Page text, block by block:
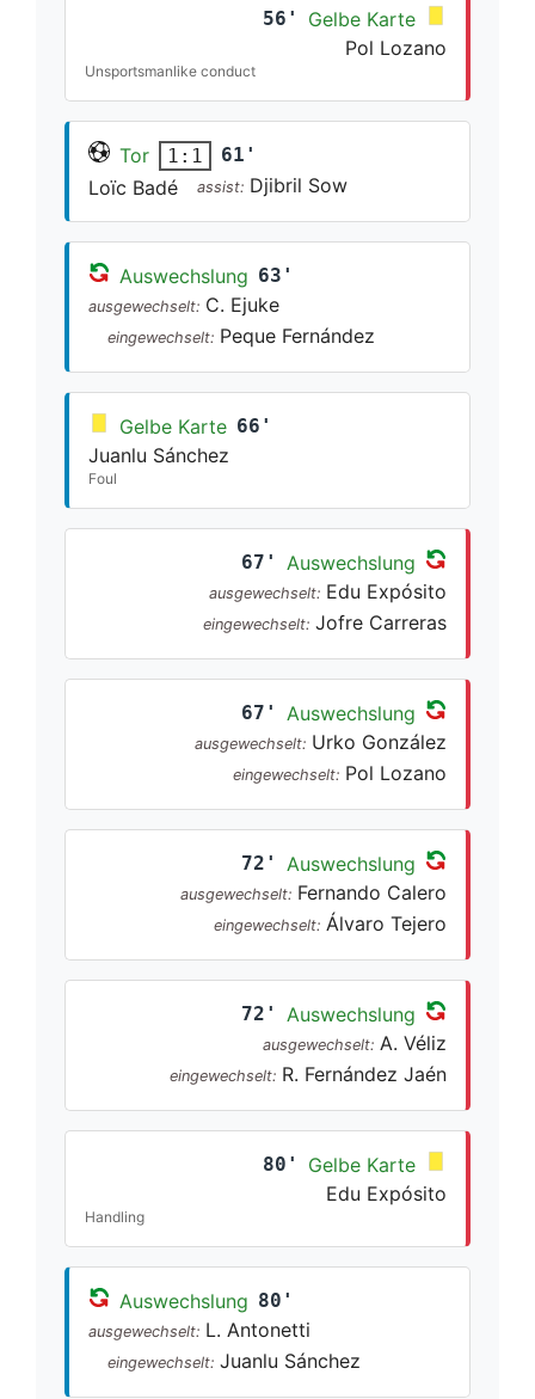
56'
Gelbe Karte
Pol Lozano
Unsportsmanlike conduct
Tor 1:1 61'
Loïc Badé assist: Djibril Sow
Auswechslung 63'
ausgewechselt: C. Ejuke
eingewechselt: Peque Fernández
Gelbe Karte 66'
Juanlu Sánchez
Foul
67' Auswechslung
ausgewechselt: Edu Expósito
eingewechselt: Jofre Carreras
67' Auswechslung
ausgewechselt: Urko González
eingewechselt: Pol Lozano
72' Auswechslung
ausgewechselt: Fernando Calero
eingewechselt: Álvaro Tejero
72' Auswechslung
ausgewechselt: A. Véliz
eingewechselt: R. Fernández Jaén
80'
Gelbe Karte
Edu Expósito
Handling
Auswechslung 80'
ausgewechselt: L. Antonetti
eingewechselt: Juanlu Sánchez